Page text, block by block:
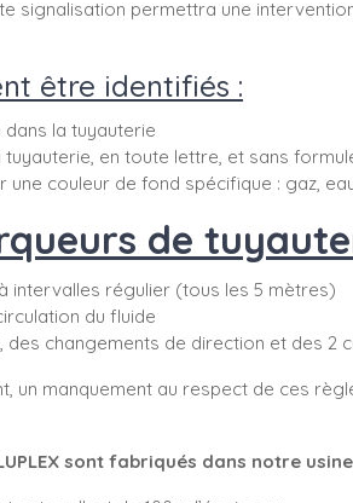
signalisation permettra une
être identifiés :
dans la tuyauterie
en toute lettre, et sans
une couleur de fond spécifique : gaz,
de
intervalles régulier (tous les 5 mètres)
du fluide
des changements de direction et des 2
un manquement au respect de ces
sont fabriqués dans notre